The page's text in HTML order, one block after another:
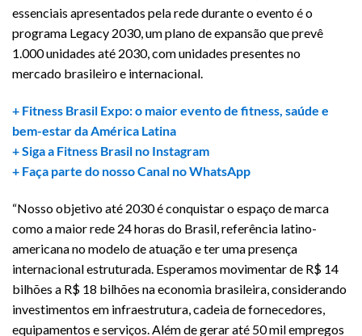
essenciais apresentados pela rede durante o evento é o
programa Legacy 2030, um plano de expansão que prevê
1.000 unidades até 2030, com unidades presentes no
mercado brasileiro e internacional.
+ Fitness Brasil Expo: o maior evento de fitness, saúde e
bem-estar da América Latina
+ Siga a Fitness Brasil no Instagram
+ Faça parte do nosso Canal no WhatsApp
“Nosso objetivo até 2030 é conquistar o espaço de marca
como a maior rede 24 horas do Brasil, referência latino-
americana no modelo de atuação e ter uma presença
internacional estruturada. Esperamos movimentar de R$ 14
bilhões a R$ 18 bilhões na economia brasileira, considerando
investimentos em infraestrutura, cadeia de fornecedores,
equipamentos e serviços. Além de gerar até 50 mil empregos